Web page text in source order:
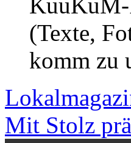
KuuKuM-
(Texte,
komm zu
Mit Stolz